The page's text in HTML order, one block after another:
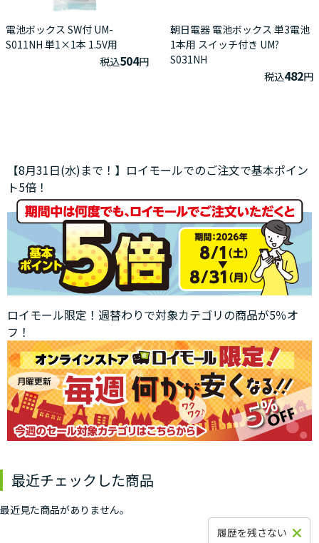
電池ボックス SW付 UM-
S011NH 単1×1本 1.5V用
税込504円
朝日電器 電池ボックス 単3電池
1本用 スイッチ付き UM?
S031NH
税込482円
【8月31日(水)まで！】ロイモールでのご注文で基本ポイン
ト5倍！
ロイモール限定！週替わりで対象カテゴリの商品が5％オ
フ！
最近チェックした商品
最近見た商品がありません。
履歴を残さない